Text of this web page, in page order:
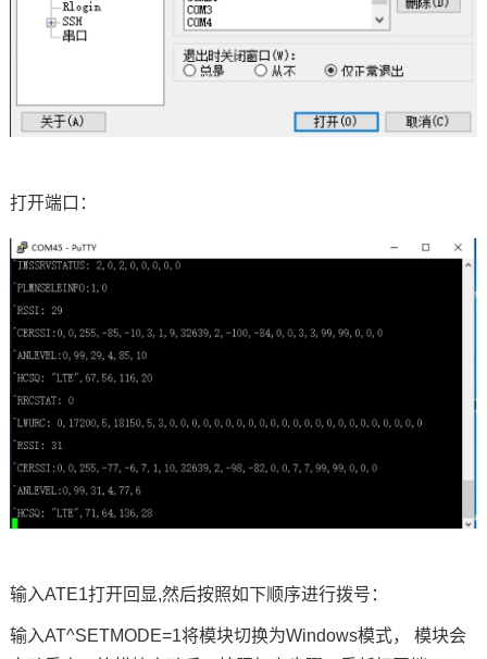
打开端口：
输入ATE1打开回显,然后按照如下顺序进行拨号：
输入AT^SETMODE=1将模块切换为Windows模式， 模块会